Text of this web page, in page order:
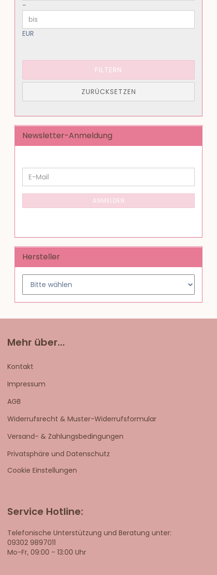
-
EUR
FILTERN
ZURÜCKSETZEN
Newsletter-Anmeldung
WEITER
ZUR
NEWSLETTER-
E-
Mail
ANMELDEN
Hersteller
Mehr über...
Kontakt
Impressum
AGB
Widerrufsrecht & Muster-Widerrufsformular
Versand- & Zahlungsbedingungen
Privatsphäre und Datenschutz
Cookie Einstellungen
Service Hotline:
Telefonische Unterstützung und Beratung unter:
09302 9897011
Mo-Fr, 09:00 - 13:00 Uhr